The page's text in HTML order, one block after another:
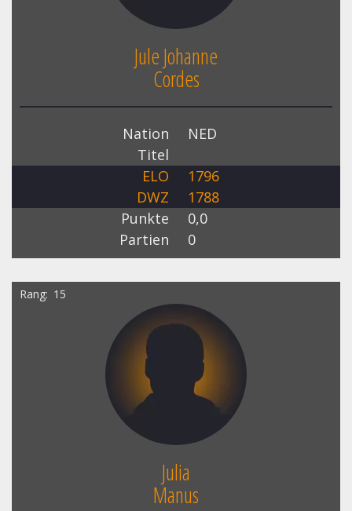
Jule Johanne
Cordes
Nation
NED
Titel
ELO
1796
DWZ
1788
Punkte
0,0
Partien
0
Rang 15
Julia
Manus